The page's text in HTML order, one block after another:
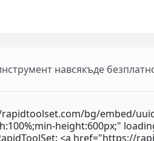
навсякъде